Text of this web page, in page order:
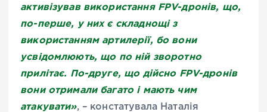
активізував використання FPV-дронів, що,
по-перше, у них є складнощі з
використанням артилерії, бо вони
усвідомлюють, що по ній зворотно
прилітає. По-друге, що дійсно FPV-дронів
вони отримали багато і мають чим
атакувати», – констатувала Наталія